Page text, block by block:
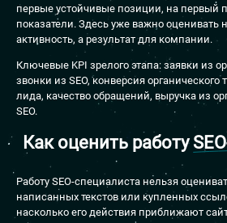
первые устойчивые позиции, на первый
показатели. Здесь уже важно оценивать
активность, а результат для компании.
Ключевые KPI зрелого этапа: заявки из
звонки из SEO, конверсия органического
лида, качество обращений, выручка из
SEO.
Как оценить работу
Работу SEO-специалиста нельзя
написанных текстов или купленных
насколько его действия приближают